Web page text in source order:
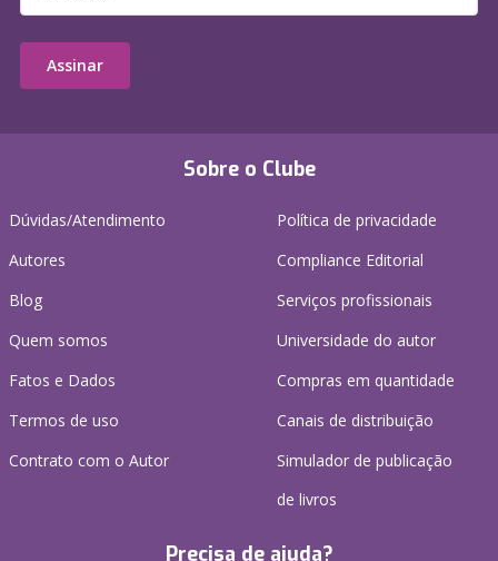
Sobre o Clube
Dúvidas/Atendimento
Autores
Blog
Quem somos
Fatos e Dados
Termos de uso
Contrato com o Autor
Política de privacidade
Compliance Editorial
Serviços profissionais
Universidade do autor
Compras em quantidade
Canais de distribuição
Simulador de publicação
de livros
Precisa de ajuda?
Assinar